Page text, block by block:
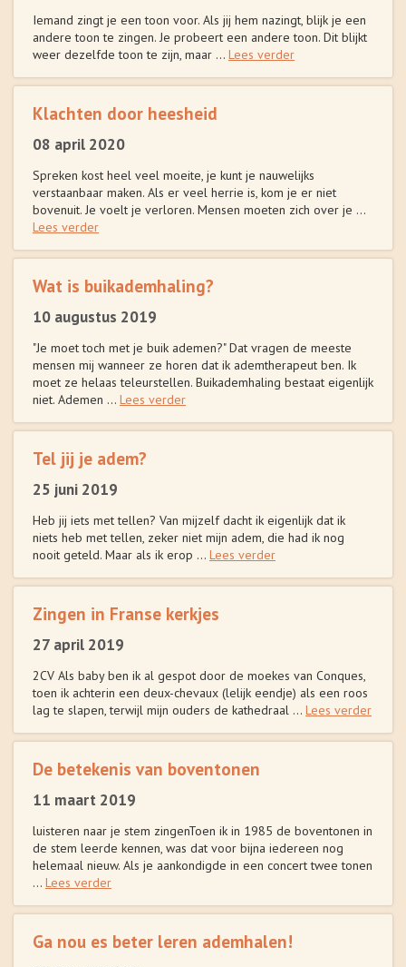
Iemand zingt je een toon voor. Als jij hem nazingt, blijk je een
andere toon te zingen. Je probeert een andere toon. Dit blijkt
weer dezelfde toon te zijn, maar ... Lees verder
Klachten door heesheid
08 april 2020
Spreken kost heel veel moeite, je kunt je nauwelijks
verstaanbaar maken. Als er veel herrie is, kom je er niet
bovenuit. Je voelt je verloren. Mensen moeten zich over je ...
Lees verder
Wat is buikademhaling?
10 augustus 2019
"Je moet toch met je buik ademen?" Dat vragen de meeste
mensen mij wanneer ze horen dat ik ademtherapeut ben. Ik
moet ze helaas teleurstellen. Buikademhaling bestaat eigenlijk
niet. Ademen ... Lees verder
Tel jij je adem?
25 juni 2019
Heb jij iets met tellen? Van mijzelf dacht ik eigenlijk dat ik
niets heb met tellen, zeker niet mijn adem, die had ik nog
nooit geteld. Maar als ik erop ... Lees verder
Zingen in Franse kerkjes
27 april 2019
2CV Als baby ben ik al gespot door de moekes van Conques,
toen ik achterin een deux-chevaux (lelijk eendje) als een roos
lag te slapen, terwijl mijn ouders de kathedraal ... Lees verder
De betekenis van boventonen
11 maart 2019
luisteren naar je stem zingenToen ik in 1985 de boventonen in
de stem leerde kennen, was dat voor bijna iedereen nog
helemaal nieuw. Als je aankondigde in een concert twee tonen
... Lees verder
Ga nou es beter leren ademhalen!